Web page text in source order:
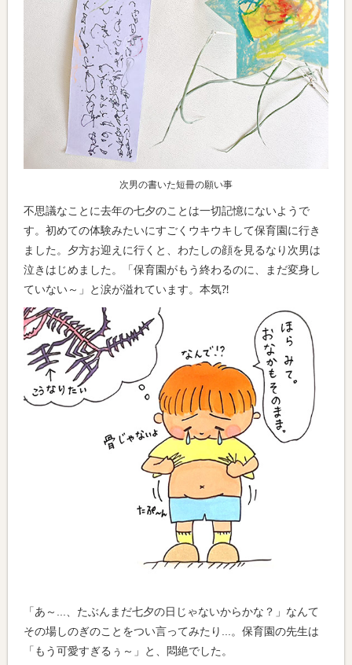
次男の書いた短冊の願い事
不思議なことに去年の七夕のことは一切記憶にないようで
す。初めての体験みたいにすごくウキウキして保育園に行き
ました。夕方お迎えに行くと、わたしの顔を見るなり次男は
泣きはじめました。「保育園がもう終わるのに、まだ変身し
ていない～」と涙が溢れています。本気⁈
「あ～...、たぶんまだ七夕の日じゃないからかな？」なんて
その場しのぎのことをつい言ってみたり...。保育園の先生は
「もう可愛すぎるぅ～」と、悶絶でした。